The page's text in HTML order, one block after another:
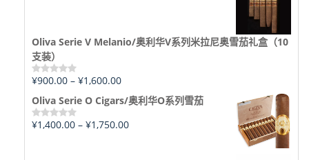
Oliva Serie V Melanio/奥利华V系列米拉尼奥雪茄礼盒（10
支装）
评
0
&sol;
5
¥900.00 – ¥1,600.00
Oliva Serie O Cigars/奥利华O系列雪茄
评
¥1,400.00 – ¥1,750.00